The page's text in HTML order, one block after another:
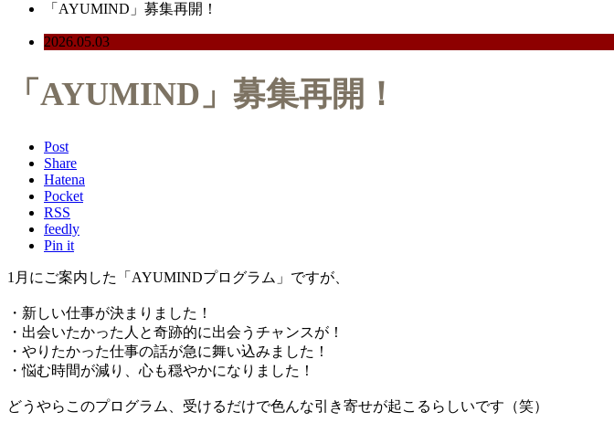
「AYUMIND」募集再開！
2026.05.03
「AYUMIND」募集再開！
Post
Share
Hatena
Pocket
RSS
feedly
Pin it
1月にご案内した「AYUMINDプログラム」ですが、
・新しい仕事が決まりました！
・出会いたかった人と奇跡的に出会うチャンスが！
・やりたかった仕事の話が急に舞い込みました！
・悩む時間が減り、心も穏やかになりました！
どうやらこのプログラム、受けるだけで色んな引き寄せが起こるらしいです（笑）